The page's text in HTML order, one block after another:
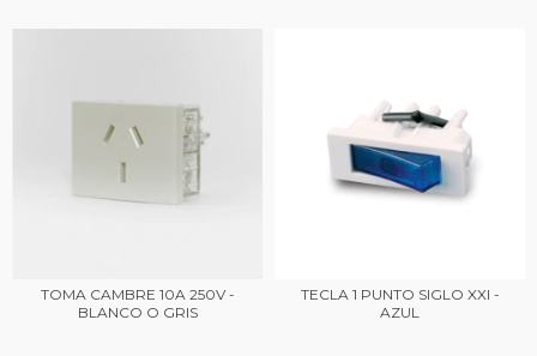
TOMA CAMBRE 10A 250V -
BLANCO O GRIS
TECLA 1 PUNTO SIGLO XXI -
AZUL